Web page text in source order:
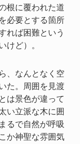
根に覆われた道
必要とする箇所
れば困難という
けど）。
、なんとなく空
た。周囲を見渡
は景色が違って
い立派な木に囲
るで自然が呼吸
か神聖な雰囲気